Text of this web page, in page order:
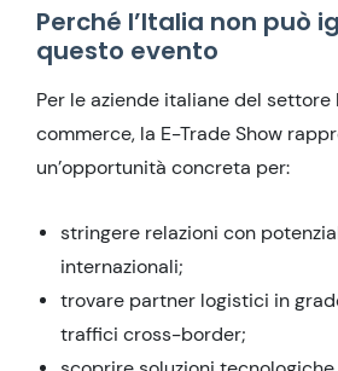
Perché l’Italia non può
questo evento
Per le aziende italiane del settore
commerce, la E-Trade Show
un’opportunità concreta per:
stringere relazioni con
internazionali;
trovare partner logistici in
traffici cross-border;